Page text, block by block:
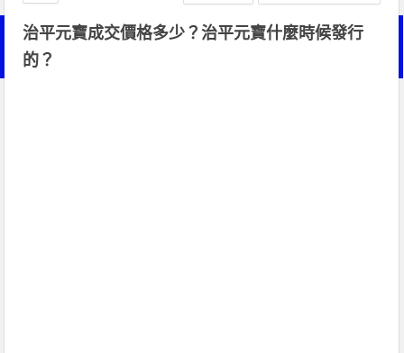
治平元寶成交價格多少？治平元寶什麼時候發行
的？